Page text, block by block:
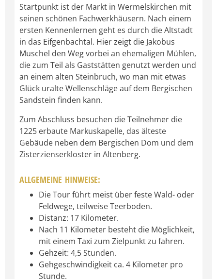
Startpunkt ist der Markt in Wermelskirchen mit
seinen schönen Fachwerkhäusern. Nach einem
ersten Kennenlernen geht es durch die Altstadt
in das Eifgenbachtal. Hier zeigt die Jakobus
Muschel den Weg vorbei an ehemaligen Mühlen,
die zum Teil als Gaststätten genutzt werden und
an einem alten Steinbruch, wo man mit etwas
Glück uralte Wellenschläge auf dem Bergischen
Sandstein finden kann.
Zum Abschluss besuchen die Teilnehmer die
1225 erbaute Markuskapelle, das älteste
Gebäude neben dem Bergischen Dom und dem
Zisterzienserkloster in Altenberg.
ALLGEMEINE HINWEISE:
Die Tour führt meist über feste Wald- oder
Feldwege, teilweise Teerboden.
Distanz: 17 Kilometer.
Nach 11 Kilometer besteht die Möglichkeit,
mit einem Taxi zum Zielpunkt zu fahren.
Gehzeit: 4,5 Stunden.
Gehgeschwindigkeit ca. 4 Kilometer pro
Stunde.